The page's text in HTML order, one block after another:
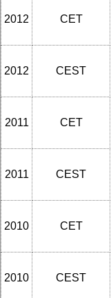
2012 CET
2012 CEST
2011 CET
2011 CEST
2010 CET
2010 CEST